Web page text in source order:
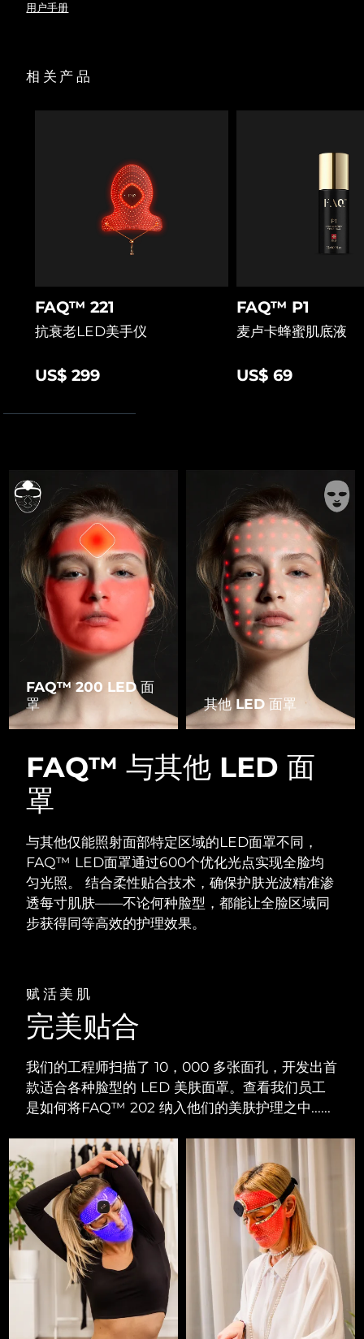
623 个光点精准分布，确保光线均匀覆盖。
预先准备并进行打底，优化LED光疗效果，同时支持肌肤屏
障。
FAQ™ Red Light Peptide Serum
收纳袋
用户手册
相关产品
FAQ™ 221
抗衰老LED美手仪
US$ 299
FAQ™ P1
麦卢卡蜂蜜肌底液
US$ 69
FAQ™ 200 LED 面
罩
其他 LED 面罩
FAQ™ 与其他 LED 面
罩
与其他仅能照射面部特定区域的LED面罩不同，
FAQ™ LED面罩通过600个优化光点实现全脸均
匀光照。结合柔性贴合技术，确保护肤光波精准渗
透每寸肌肤——不论何种脸型，都能让全脸区域同
步获得同等高效的护理效果。
赋活美肌
完美贴合
我们的工程师扫描了 10，000 多张面孔，开发出首
款适合各种脸型的 LED 美肤面罩。查看我们员工
是如何将FAQ™ 202 纳入他们的美肤护理之中......